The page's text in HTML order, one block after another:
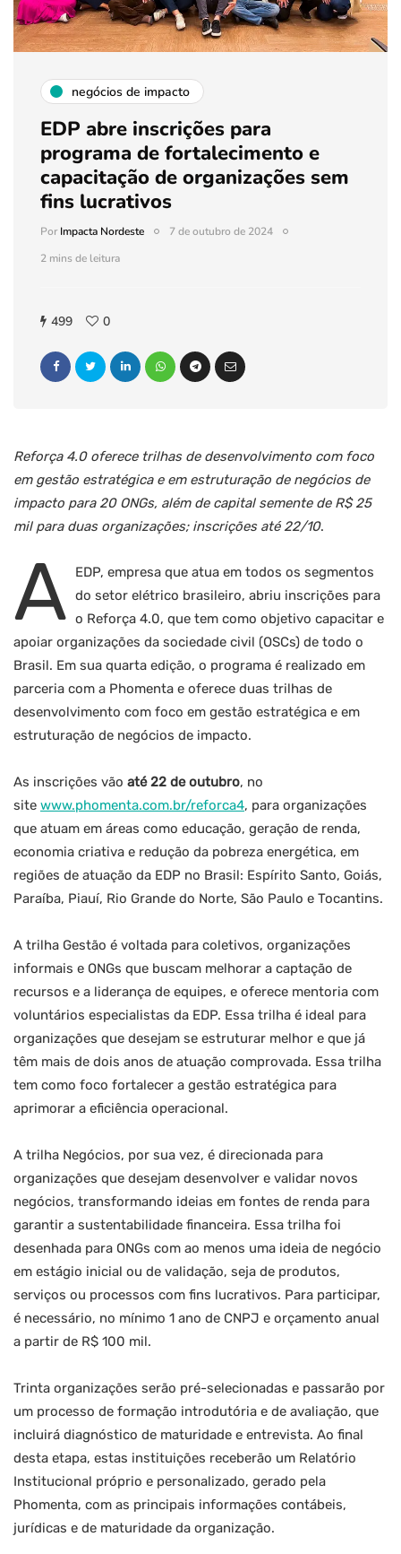
negócios de impacto
EDP abre inscrições para
programa de fortalecimento e
capacitação de organizações sem
fins lucrativos
PorImpacta Nordeste
7 de outubro de 2024
2 mins de leitura
499 0
Reforça 4.0 oferece trilhas de desenvolvimento com foco
em gestão estratégica e em estruturação de negócios de
impacto para 20 ONGs, além de capital semente de R$ 25
mil para duas organizações; inscrições até 22/10.
A
EDP, empresa que atua em todos os segmentos
do setor elétrico brasileiro, abriu inscrições para
o Reforça 4.0, que tem como objetivo capacitar e
apoiar organizações da sociedade civil (OSCs) de todo o
Brasil. Em sua quarta edição, o programa é realizado em
parceria com a Phomenta e oferece duas trilhas de
desenvolvimento com foco em gestão estratégica e em
estruturação de negócios de impacto.
As inscrições vão até 22 de outubro, no
site www.phomenta.com.br/reforca4, para organizações
que atuam em áreas como educação, geração de renda,
economia criativa e redução da pobreza energética, em
regiões de atuação da EDP no Brasil: Espírito Santo, Goiás,
Paraíba, Piauí, Rio Grande do Norte, São Paulo e Tocantins.
A trilha Gestão é voltada para coletivos, organizações
informais e ONGs que buscam melhorar a captação de
recursos e a liderança de equipes, e oferece mentoria com
voluntários especialistas da EDP. Essa trilha é ideal para
organizações que desejam se estruturar melhor e que já
têm mais de dois anos de atuação comprovada. Essa trilha
tem como foco fortalecer a gestão estratégica para
aprimorar a eficiência operacional.
A trilha Negócios, por sua vez, é direcionada para
organizações que desejam desenvolver e validar novos
negócios, transformando ideias em fontes de renda para
garantir a sustentabilidade financeira. Essa trilha foi
desenhada para ONGs com ao menos uma ideia de negócio
em estágio inicial ou de validação, seja de produtos,
serviços ou processos com fins lucrativos. Para participar,
é necessário, no mínimo 1 ano de CNPJ e orçamento anual
a partir de R$ 100 mil.
Trinta organizações serão pré-selecionadas e passarão por
um processo de formação introdutória e de avaliação, que
incluirá diagnóstico de maturidade e entrevista. Ao final
desta etapa, estas instituições receberão um Relatório
Institucional próprio e personalizado, gerado pela
Phomenta, com as principais informações contábeis,
jurídicas e de maturidade da organização.